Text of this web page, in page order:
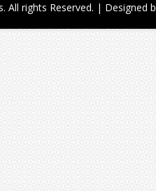
. All rights Reserved. | Designed